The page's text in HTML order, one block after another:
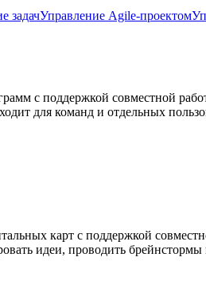
задачУправление Agile-проектом
с поддержкой совместной
для команд и отдельных
карт с поддержкой
идеи, проводить